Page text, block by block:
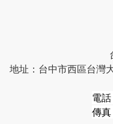
地址：台中市西區台灣
電話
傳真